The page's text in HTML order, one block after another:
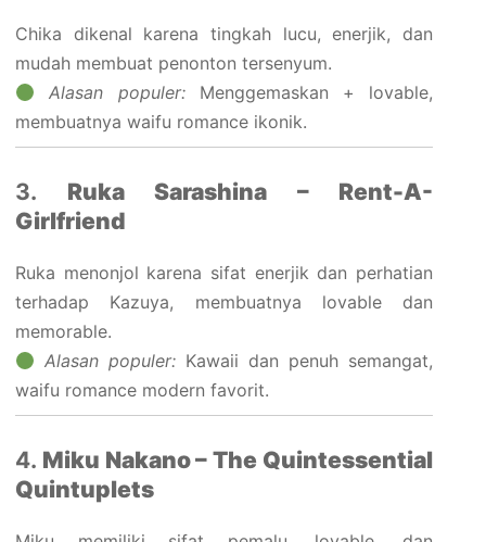
Chika dikenal karena tingkah lucu, enerjik, dan
mudah membuat penonton tersenyum.
Alasan populer:Menggemaskan + lovable,
membuatnya waifu romance ikonik.
3. Ruka Sarashina – Rent-A-
Girlfriend
Ruka menonjol karena sifat enerjik dan perhatian
terhadap Kazuya, membuatnya lovable dan
memorable.
Alasan populer: Kawaii dan penuh semangat,
waifu romance modern favorit.
4. Miku Nakano – The Quintessential
Quintuplets